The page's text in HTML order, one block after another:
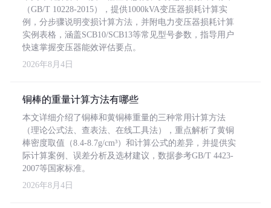
（GB/T 10228-2015），提供1000kVA变压器损耗计算实
例，分步骤说明变损计算方法，并附电力变压器损耗计算
实例表格，涵盖SCB10/SCB13等常见型号参数，指导用户
快速掌握变压器能效评估要点。
2026年8月4日
铜棒的重量计算方法有哪些
本文详细介绍了铜棒和黄铜棒重量的三种常用计算方法
（理论公式法、查表法、在线工具法），重点解析了黄铜
棒密度取值（8.4-8.7g/cm³）和计算公式的差异，并提供实
际计算案例、误差分析及选材建议，数据参考GB/T 4423-
2007等国家标准。
2026年8月4日